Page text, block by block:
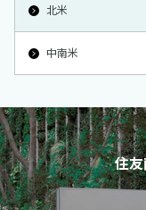
北米
中南米
住